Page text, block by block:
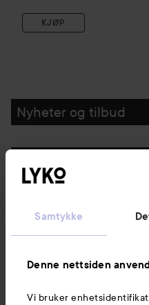
Samtykke
Denne nettsiden
Vi bruker
KJØP
Nyheter og tilbud
Kundeservice
Informasjon